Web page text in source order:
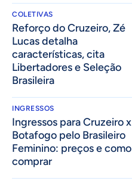
COLETIVAS
⁠Reforço do Cruzeiro, Zé
Lucas detalha
características, cita
Libertadores e Seleção
Brasileira
INGRESSOS
Ingressos para Cruzeiro x
Botafogo pelo Brasileiro
Feminino: preços e como
comprar